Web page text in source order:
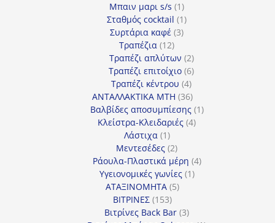
Μπαιν μαρι s/s 11
προϊόν
Σταθμός cocktail 11
Συρτάρια καφέ 33
Τραπέζια 1212
προϊόντα
Τραπέζι απλύτων 22
προϊόντα
Τραπέζι επιτοίχιο 66
προϊόντα
Τραπέζι κέντρου 44
προϊόντα
ΑΝΤΑΛΛΑΚΤΙΚΑ MTH 3636
προϊόντα
Βαλβίδες αποσυμπίεσης 11
Κλείστρα-Κλειδαριές 44
Λάστιχα 11
προϊόν
Μεντεσέδες 22
προϊόντα
Ράουλα-Πλαστικά μέρη 44
Υγειονομικές γωνίες 11
ΑΤΑΞΙΝΟΜΗΤΑ 55
ΒΙΤΡΙΝΕΣ 153153
προϊόντα
Βιτρίνες Back Bar 33